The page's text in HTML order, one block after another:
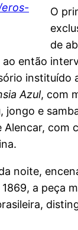
O
de
então
instituído
Azul, com
e
Alencar, com
noite,
a peça